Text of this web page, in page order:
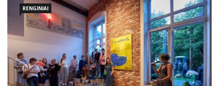
RENGINIAI